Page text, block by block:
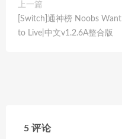
上一篇
[Switch]通神榜 Noobs Want
to Live|中文v1.2.6A整合版
5 评论